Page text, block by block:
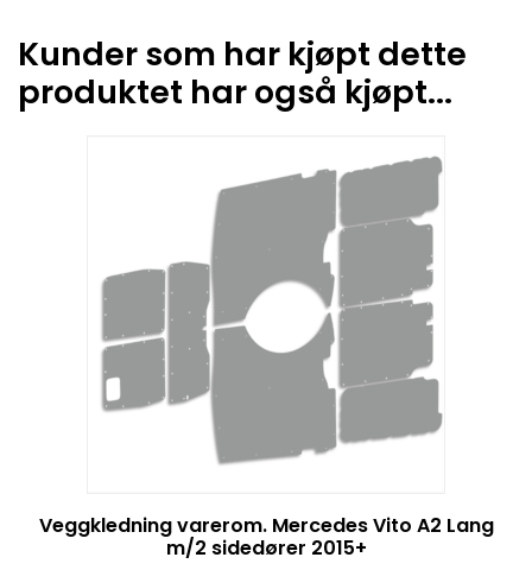
Kunder som har kjøpt dette
produktet har også kjøpt...
Veggkledning varerom. Mercedes Vito A2 Lang
m/2 sidedører 2015+